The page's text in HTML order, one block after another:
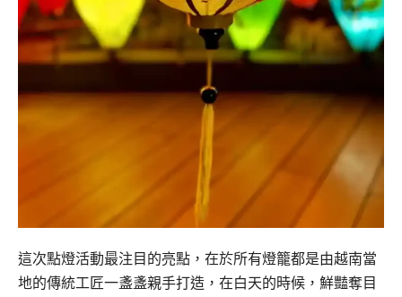
這次點燈活動最注目的亮點，在於所有燈籠都是由越南當
地的傳統工匠一盞盞親手打造，在白天的時候，鮮豔奪目